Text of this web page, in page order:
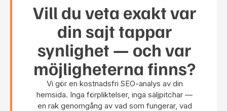
Vill du veta exakt var
din sajt tappar
synlighet — och var
möjligheterna finns?
Vi gör en kostnadsfri SEO-analys av din
hemsida. Inga förpliktelser, inga säljpitchar —
en rak genomgång av vad som fungerar, vad